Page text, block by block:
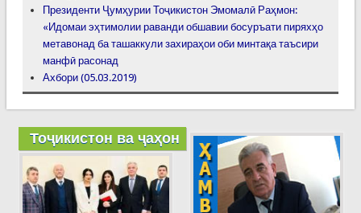
Президенти Ҷумҳурии Тоҷикистон Эмомалӣ Раҳмон:
«Идомаи эҳтимолии раванди обшавии босуръати пиряхҳо
метавонад ба ташаккули захираҳои оби минтақа таъсири
манфӣ расонад
Ахбори (05.03.2019)
Тоҷикистон ва ҷаҳон